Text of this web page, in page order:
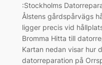
:Stockholms
Ålstens gårdspårvägs
ligger precis vid
Bromma Hitta till
Kartan nedan visar hur
datorreparation på